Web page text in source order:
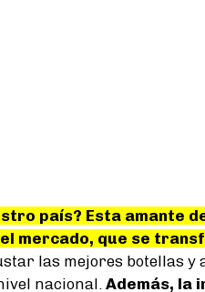
país? Esta amante
mercado, que se
las mejores botellas
nacional. Además, la